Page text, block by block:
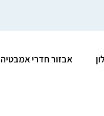
אבזור חדרי אמבטיה